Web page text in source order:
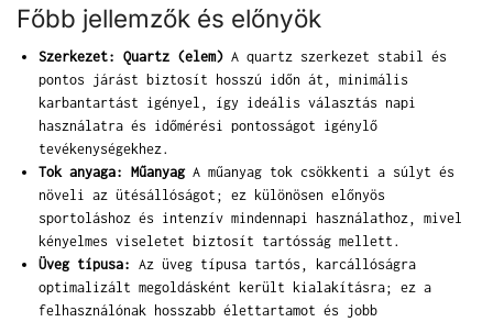
Főbb jellemzők és előnyök
Szerkezet: Quartz (elem) A quartz szerkezet stabil és
pontos járást biztosít hosszú időn át, minimális
karbantartást igényel, így ideális választás napi
használatra és időmérési pontosságot igénylő
tevékenységekhez.
Tok anyaga: MűanyagA műanyag tok csökkenti a súlyt és
növeli az ütésállóságot; ez különösen előnyös
sportoláshoz és intenzív mindennapi használathoz, mivel
kényelmes viseletet biztosít tartósság mellett.
Üveg típusa: Az üveg típusa tartós, karcállóságra
optimalizált megoldásként került kialakításra; ez a
felhasználónak hosszabb élettartamot és jobb